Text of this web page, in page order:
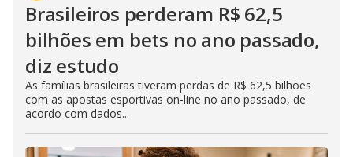
Brasileiros perderam R$ 62,5
bilhões em bets no ano passado,
diz estudo
As famílias brasileiras tiveram perdas de R$ 62,5 bilhões
com as apostas esportivas on-line no ano passado, de
acordo com dados...